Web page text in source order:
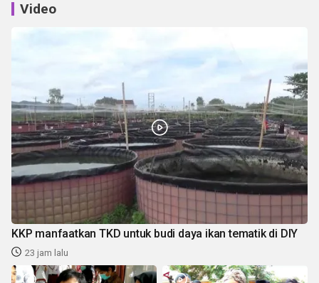
Video
KKP manfaatkan TKD untuk budi daya ikan tematik di DIY
23 jam lalu